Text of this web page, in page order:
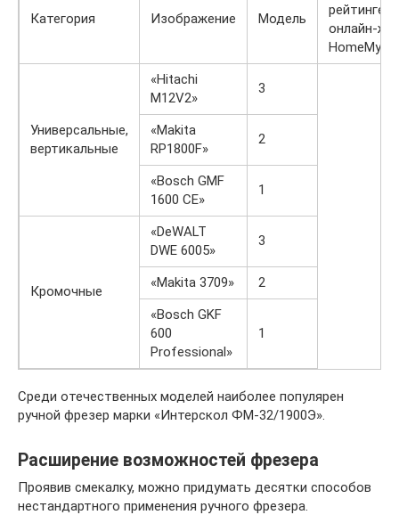
Категория Изображение Модель
рейтинге
онлайн-
Универсальные,
вертикальные
«Hitachi
M12V2»
3
«Makita
RP1800F»
2
«Bosch GMF
1600 CE»
1
Кромочные
«DeWALT
DWE 6005»
3
«Makita 3709»
2
«Bosch GKF
600
Professional»
1
Среди отечественных моделей наиболее популярен
ручной фрезер марки «Интерскол ФМ-32/1900Э».
Расширение возможностей фрезера
Проявив смекалку, можно придумать десятки способов
нестандартного применения ручного фрезера.